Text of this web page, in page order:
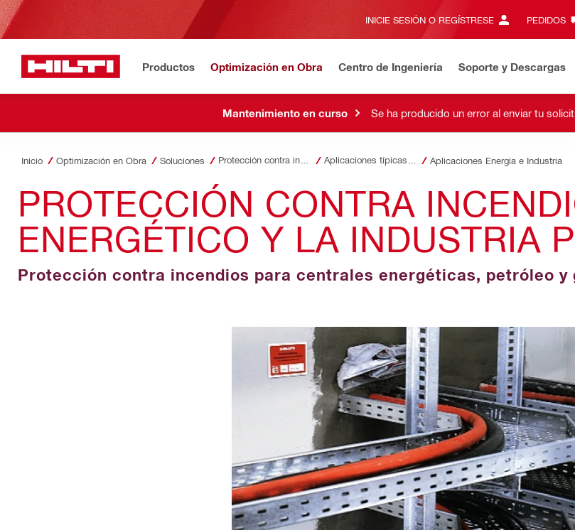
INICIE SESIÓN O REGÍSTRESE PEDIDOS
Productos Optimización en Obra Centro de Ingeniería Soporte y Descargas
Mantenimiento en curso Se ha producido un error al enviar tu
Inicio Optimización en Obra Soluciones Aplicaciones Energía e Industria
PROTECCIÓN CONTRA
ENERGÉTICO Y LA INDUSTRIA
Protección contra incendios para centrales energéticas, petróleo